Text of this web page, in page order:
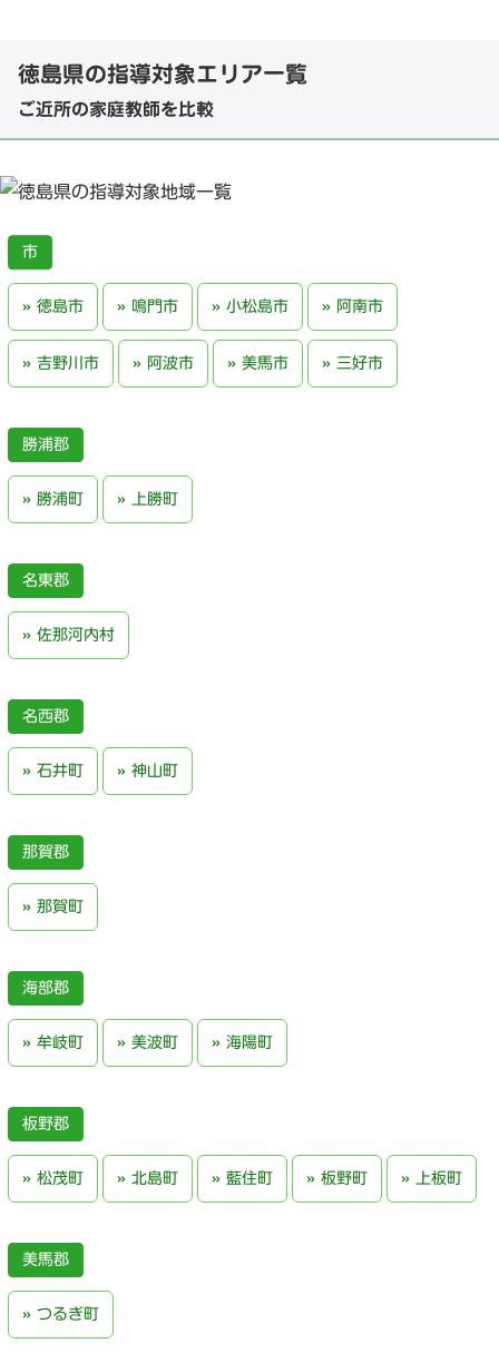
徳島県の指導対象エリア一覧
ご近所の家庭教師を比較
徳島市 鳴門市 小松島市 阿南市
吉野川市 阿波市 美馬市 三好市
勝浦郡
勝浦町 上勝町
名東郡
佐那河内村
名西郡
石井町 神山町
那賀郡
那賀町
海部郡
牟岐町 美波町 海陽町
板野郡
松茂町 北島町 藍住町 板野町 上板町
美馬郡
つるぎ町